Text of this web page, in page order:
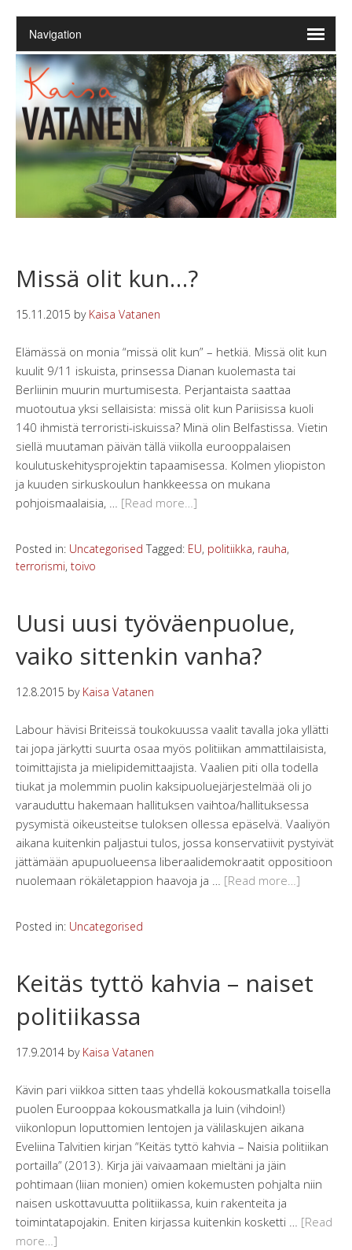
Missä olit kun…?
15.11.2015 by Kaisa Vatanen
Elämässä on monia “missä olit kun” – hetkiä. Missä olit kun
kuulit 9/11 iskuista, prinsessa Dianan kuolemasta tai
Berliinin muurin murtumisesta. Perjantaista saattaa
muotoutua yksi sellaisista: missä olit kun Pariisissa kuoli
140 ihmistä terroristi-iskuissa? Minä olin Belfastissa. Vietin
siellä muutaman päivän tällä viikolla eurooppalaisen
koulutuskehitysprojektin tapaamisessa. Kolmen yliopiston
ja kuuden sirkuskoulun hankkeessa on mukana
pohjoismaalaisia, … [Read more…]
Posted in: Uncategorised Tagged: EU, politiikka, rauha,
terrorismi, toivo
Uusi uusi työväenpuolue,
vaiko sittenkin vanha?
12.8.2015 by Kaisa Vatanen
Labour hävisi Briteissä toukokuussa vaalit tavalla joka yllätti
tai jopa järkytti suurta osaa myös politiikan ammattilaisista,
toimittajista ja mielipidemittaajista. Vaalien piti olla todella
tiukat ja molemmin puolin kaksipuoluejärjestelmää oli jo
varauduttu hakemaan hallituksen vaihtoa/hallituksessa
pysymistä oikeusteitse tuloksen ollessa epäselvä. Vaaliyön
aikana kuitenkin paljastui tulos, jossa konservatiivit pystyivät
jättämään apupuolueensa liberaalidemokraatit oppositioon
nuolemaan rökäletappion haavoja ja … [Read more…]
Posted in: Uncategorised
Keitäs tyttö kahvia – naiset
politiikassa
17.9.2014 by Kaisa Vatanen
Kävin pari viikkoa sitten taas yhdellä kokousmatkalla toisella
puolen Eurooppaa kokousmatkalla ja luin (vihdoin!)
viikonlopun loputtomien lentojen ja välilaskujen aikana
Eveliina Talvitien kirjan “Keitäs tyttö kahvia – Naisia politiikan
portailla” (2013). Kirja jäi vaivaamaan mieltäni ja jäin
pohtimaan (liian monien) omien kokemusten pohjalta niin
naisen uskottavuutta politiikassa, kuin rakenteita ja
toimintatapojakin. Eniten kirjassa kuitenkin kosketti … [Read
more…]